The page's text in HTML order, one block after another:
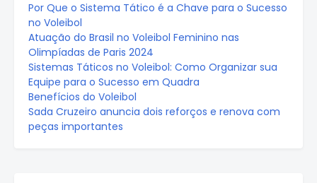
Por Que o Sistema Tático é a Chave para o Sucesso
no Voleibol
Atuação do Brasil no Voleibol Feminino nas
Olimpíadas de Paris 2024
Sistemas Táticos no Voleibol: Como Organizar sua
Equipe para o Sucesso em Quadra
Benefícios do Voleibol
Sada Cruzeiro anuncia dois reforços e renova com
peças importantes